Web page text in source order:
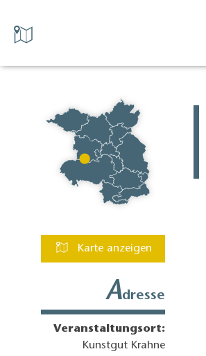
Karte anzeigen
Adresse
Veranstaltungsort:
Kunstgut Krahne